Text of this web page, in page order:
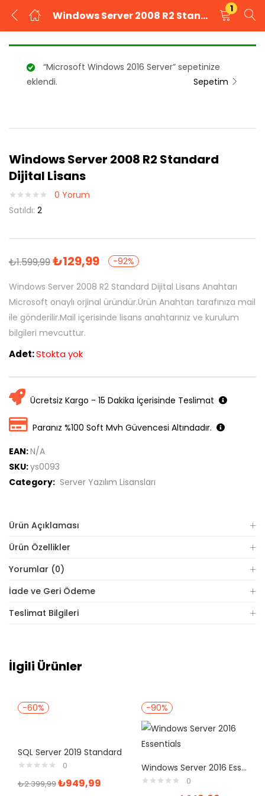
Windows Server 2008 R2 Standard Dijital Lisans
1
GIRIŞ YAP
KAYIT OL
Kullanıcı adınızı ve şifrenizi girin.
Beni Hatırla Şifrenizi mi unuttunuz?
“Microsoft Windows 2016 Server” sepetinize
eklendi.
Sepetim
Windows Server 2008 R2 Standard
Dijital Lisans
0 Yorum
Satıldı: 2
₺1.599,99₺129,99 -92%
Windows Server 2008 R2 Standard Dijital Lisans Anahtarı
Microsoft onaylı orjinal üründür.Ürün Anahtarı tarafınıza mail
ile gönderilir.Mail içerisinde lisans anahtarınız ve kurulum
bilgileri mevcuttur.
Adet:Stokta yok
Ücretsiz Kargo - 15 Dakika İçerisinde Teslimat
Paranız %100 Soft Mvh Güvencesi Altındadır.
EAN:N/A
SKU:ys0093
Category: Server Yazılım Lisansları
Ürün Açıklaması
Ürün Özellikler
Yorumlar (0)
İade ve Geri Ödeme
Teslimat Bilgileri
İlgili Ürünler
-60%
SQL Server 2019 Standard
0
₺2.399,99₺949,99
-90%
Windows Server 2016 Essentials Dijital Lisans
0